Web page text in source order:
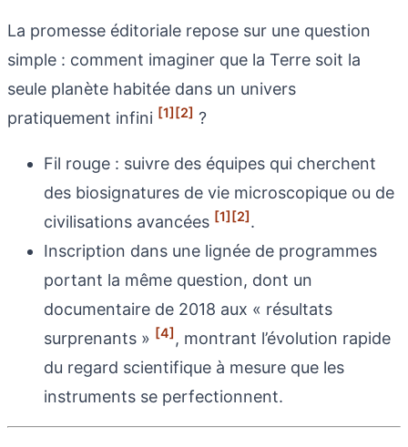
La promesse éditoriale repose sur une question
simple : comment imaginer que la Terre soit la
seule planète habitée dans un univers
pratiquement infini [1][2] ?
Fil rouge : suivre des équipes qui cherchent
des biosignatures de vie microscopique ou de
civilisations avancées [1][2].
Inscription dans une lignée de programmes
portant la même question, dont un
documentaire de 2018 aux « résultats
surprenants » [4] , montrant l’évolution rapide
du regard scientifique à mesure que les
instruments se perfectionnent.